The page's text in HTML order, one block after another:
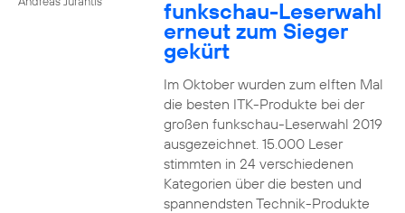
funkschau-Leserwahl
erneut zum Sieger
gekürt
Im Oktober wurden zum elften Mal
die besten ITK-Produkte bei der
großen funkschau-Leserwahl 2019
ausgezeichnet. 15.000 Leser
stimmten in 24 verschiedenen
Kategorien über die besten und
spannendsten Technik-Produkte